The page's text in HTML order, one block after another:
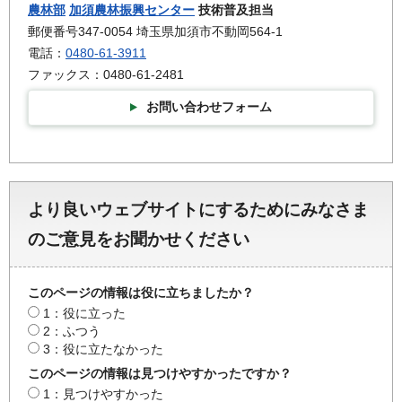
農林部 加須農林振興センター 技術普及担当
郵便番号347-0054 埼玉県加須市不動岡564-1
電話： 0480-61-3911
ファックス：0480-61-2481
お問い合わせフォーム
より良いウェブサイトにするためにみなさま
のご意見をお聞かせください
このページの情報は役に立ちましたか？
1：役に立った
2：ふつう
3：役に立たなかった
このページの情報は見つけやすかったですか？
1：見つけやすかった